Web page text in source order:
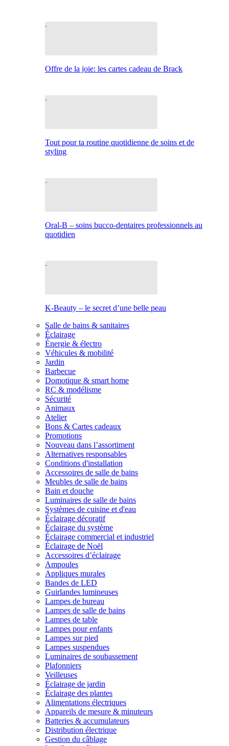
Offre de la joie: les cartes cadeau de Brack
Tout pour ta routine quotidienne de soins et de
styling
Oral-B – soins bucco-dentaires professionnels au
quotidien
K-Beauty – le secret d’une belle peau
Salle de bains & sanitaires
Éclairage
Énergie & électro
Véhicules & mobilité
Jardin
Barbecue
Domotique & smart home
RC & modélisme
Sécurité
Animaux
Atelier
Bons & Cartes cadeaux
Promotions
Nouveau dans l’assortiment
Alternatives responsables
Conditions d'installation
Accessoires de salle de bains
Meubles de salle de bains
Bain et douche
Luminaires de salle de bains
Systèmes de cuisine et d'eau
Éclairage décoratif
Éclairage du système
Éclairage commercial et industriel
Éclairage de Noël
Accessoires d’éclairage
Ampoules
Appliques murales
Bandes de LED
Guirlandes lumineuses
Lampes de bureau
Lampes de salle de bains
Lampes de table
Lampes pour enfants
Lampes sur pied
Lampes suspendues
Luminaires de soubassement
Plafonniers
Veilleuses
Éclairage de jardin
Éclairage des plantes
Alimentations électriques
Appareils de mesure & minuteurs
Batteries & accumulateurs
Distribution électrique
Gestion du câblage